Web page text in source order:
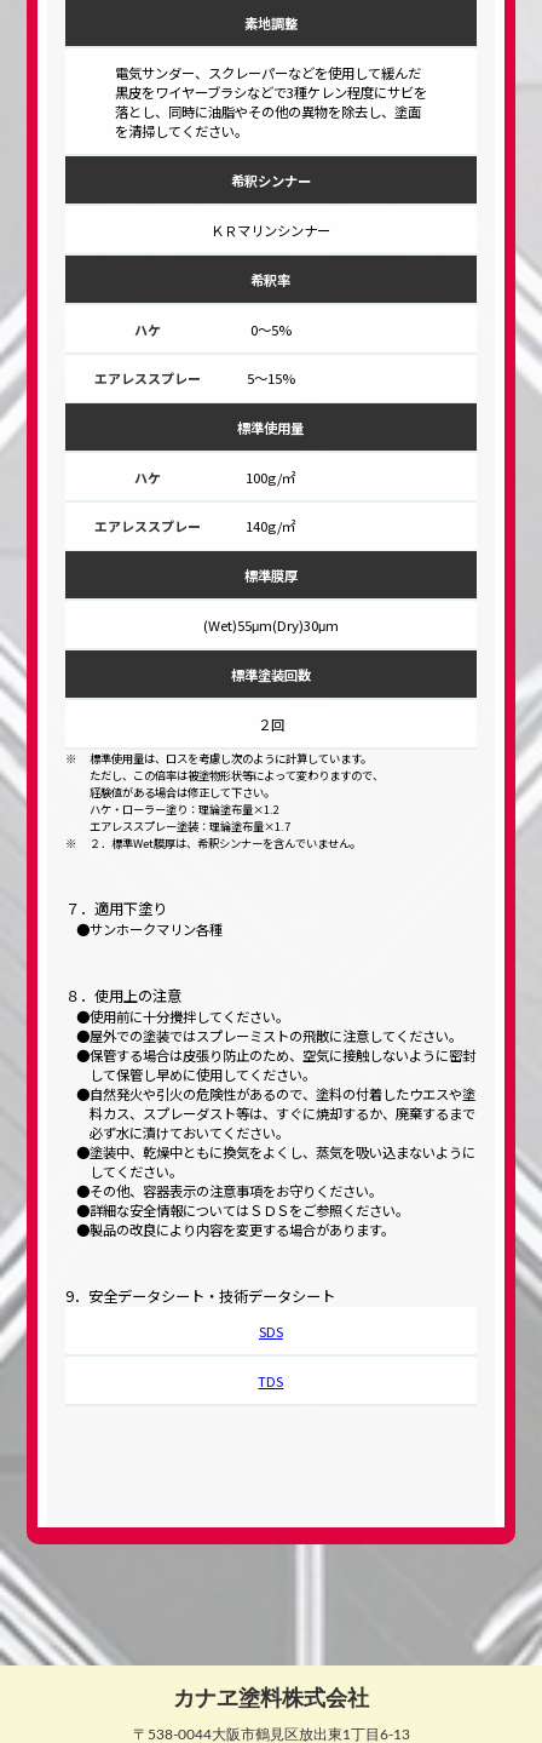
素地調整
電気サンダー、スクレーパーなどを使用して緩んだ
黒皮をワイヤーブラシなどで3種ケレン程度にサビを
落とし、同時に油脂やその他の異物を除去し、塗面
を清掃してください。
希釈シンナー
ＫＲマリンシンナー
希釈率
0～5%
5～15%
標準使用量
100g/㎡
140g/㎡
標準膜厚
(Wet)55μm(Dry)30μm
標準塗装回数
２回
標準使用量は、ロスを考慮し次のように計算しています。
ただし、この倍率は被塗物形状等によって変わりますので、
経験値がある場合は修正して下さい。
ハケ・ローラー塗り：理論塗布量×1.2
エアレススプレー塗装：理論塗布量×1.7
２．標準Wet膜厚は、希釈シンナーを含んでいません。
７．適用下塗り
サンホークマリン各種
８．使用上の注意
使用前に十分攪拌してください。
屋外での塗装ではスプレーミストの飛散に注意してください。
保管する場合は皮張り防止のため、空気に接触しないように密封
して保管し早めに使用してください。
自然発火や引火の危険性があるので、塗料の付着したウエスや塗
料カス、スプレーダスト等は、すぐに焼却するか、廃棄するまで
必ず水に漬けておいてください。
塗装中、乾燥中ともに換気をよくし、蒸気を吸い込まないように
してください。
その他、容器表示の注意事項をお守りください。
詳細な安全情報についてはＳＤＳをご参照ください。
製品の改良により内容を変更する場合があります。
9．安全データシート・技術データシート
SDS
TDS
カナヱ塗料株式会社
〒538-0044大阪市鶴見区放出東1丁目6-13